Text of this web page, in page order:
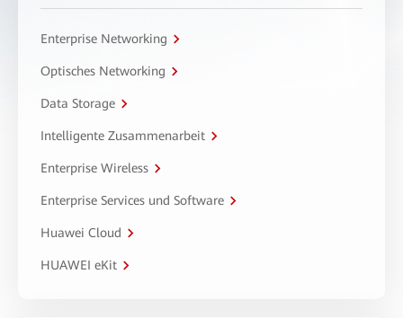
Enterprise Networking
Optisches Networking
Data Storage
Intelligente Zusammenarbeit
Enterprise Wireless
Enterprise Services und Software
Huawei Cloud
HUAWEI eKit